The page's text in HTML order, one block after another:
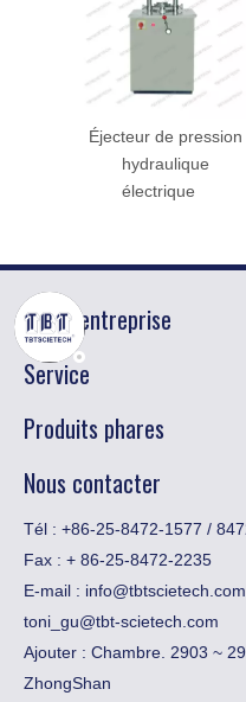
Éjecteur de pression
hydraulique
électrique
Notre entreprise
Service
Produits phares
Nous contacter
Tél : +86-25-8472-1577 /
Fax : ​+ 86-25-8472-2235
E-mail : info@tbtscietech.com
toni_gu@tbt-scietech.com
Ajouter : Chambre. 2903 ~
ZhongShan